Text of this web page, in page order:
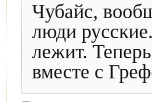
Чубайс,
люди
лежит.
вместе с